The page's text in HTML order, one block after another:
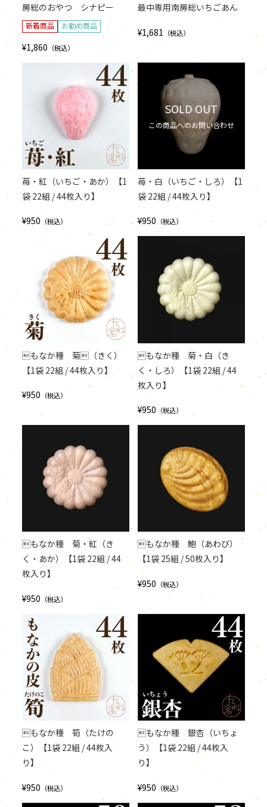
房総のおやつ シナピー
新着商品 お勧め商品
¥1,860 （税込）
最中専用南房総いちごあん
¥1,681 （税込）
苺・紅（いちご・あか）【1
袋 22組 / 44枚入り】
¥950 （税込）
SOLD OUT
この商品へのお問い合わせ
苺・白（いちご・しろ）【1
袋 22組 / 44枚入り】
¥950 （税込）
もなか種 菊（きく）
【1袋 22組 / 44枚入り】
¥950 （税込）
もなか種 菊・白（き
く・しろ）【1袋 22組 / 44
枚入り】
¥950 （税込）
もなか種 菊・紅（き
く・あか）【1袋 22組 / 44
枚入り】
¥950 （税込）
もなか種 鮑（あわび）
【1袋 25組 / 50枚入り】
¥950 （税込）
もなか種 筍（たけの
こ）【1袋 22組 / 44枚入
り】
¥950 （税込）
もなか種 銀杏（いちょ
う）【1袋 22組 / 44枚入
り】
¥950 （税込）